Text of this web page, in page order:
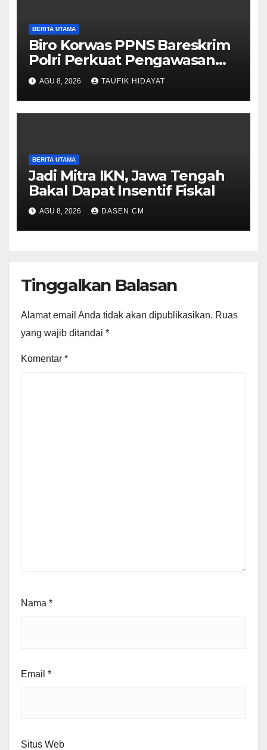
BERITA UTAMA
Biro Korwas PPNS Bareskrim
Polri Perkuat Pengawasan
untuk Dorong Penegakan
Hukum yang Profesional
AGU 8, 2026 TAUFIK HIDAYAT
BERITA UTAMA
Jadi Mitra IKN, Jawa Tengah
Bakal Dapat Insentif Fiskal
AGU 8, 2026 DASEN CM
Tinggalkan Balasan
Alamat email Anda tidak akan dipublikasikan. Ruas
yang wajib ditandai *
Komentar *
Nama *
Email *
Situs Web